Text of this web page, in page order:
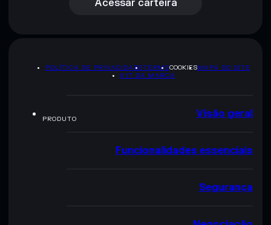
Acessar carteira
POLÍTICA DE PRIVACIDADETERMSCOOKIESMAPA DO SITE
KIT DA MARCA
PRODUTO Visão geral
Funcionalidades essenciais
Segurança